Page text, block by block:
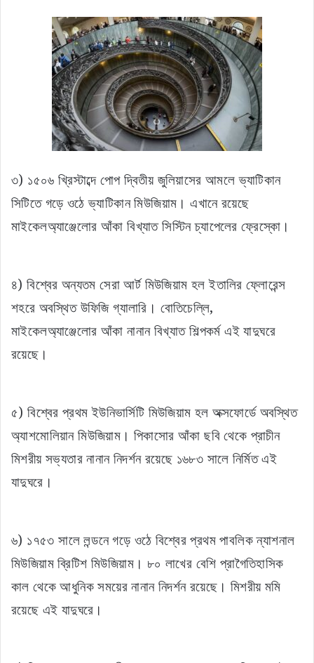
৩) ১৫০৬ খ্রিস্টাব্দে পোপ দ্বিতীয় জুলিয়াসের আমলে ভ্যাটিকান
সিটিতে গড়ে ওঠে ভ্যাটিকান মিউজিয়াম। এখানে রয়েছে
মাইকেলঅ্যাঞ্জেলোর আঁকা বিখ্যাত সিস্টিন চ্যাপেলের ফ্রেস্কো।
৪) বিশ্বের অন্যতম সেরা আর্ট মিউজিয়াম হল ইতালির ফ্লোরেন্স
শহরে অবস্থিত উফিজি গ্যালারি। বোতিচেল্লি,
মাইকেলঅ্যাঞ্জেলোর আঁকা নানান বিখ্যাত শিল্পকর্ম এই যাদুঘরে
রয়েছে।
৫) বিশ্বের প্রথম ইউনিভার্সিটি মিউজিয়াম হল অক্সফোর্ডে অবস্থিত
অ্যাশমোলিয়ান মিউজিয়াম। পিকাসোর আঁকা ছবি থেকে প্রাচীন
মিশরীয় সভ্যতার নানান নিদর্শন রয়েছে ১৬৮৩ সালে নির্মিত এই
যাদুঘরে।
৬) ১৭৫৩ সালে লন্ডনে গড়ে ওঠে বিশ্বের প্রথম পাবলিক ন্যাশনাল
মিউজিয়াম ব্রিটিশ মিউজিয়াম। ৮০ লাখের বেশি প্রাগৈতিহাসিক
কাল থেকে আধুনিক সময়ের নানান নিদর্শন রয়েছে। মিশরীয় মমি
রয়েছে এই যাদুঘরে।